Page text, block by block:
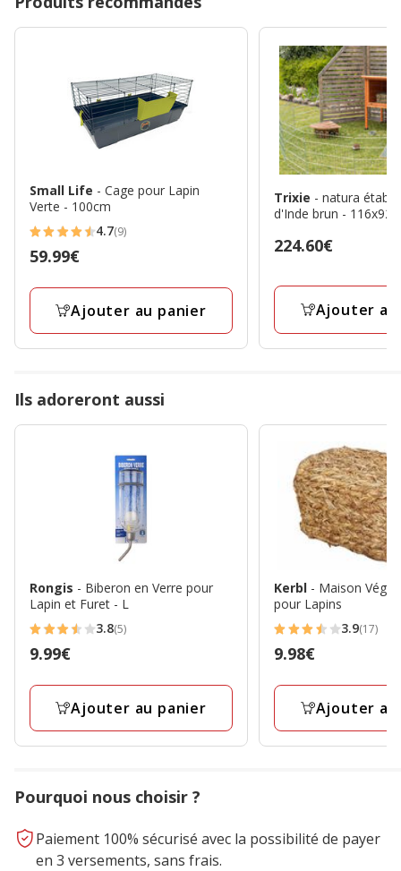
Small Life - Cage pour Lapin
Verte - 100cm
4.7
étoiles
avec
avis
4.7(9)
Prix
59.99€
Ajouter au panier
Trixie - natura
d'Inde brun -
Prix
224.60€
Ajouter
Ils adoreront aussi
Rongis - Biberon en Verre pour
Lapin et Furet - L
3.8
étoiles
avec
avis
3.8(5)
Prix
9.99€
Ajouter au panier
Kerbl - Maison
pour Lapins
3.9
étoiles
avec
avis
3.9(17)
Prix
9.98€
Ajouter
Pourquoi nous choisir ?
Paiement 100% sécurisé avec la possibilité de payer
en 3 versements, sans frais.